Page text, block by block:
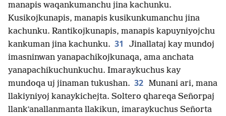
manapis waqankumanchu jina kachunku.
Kusikojkunapis, manapis kusikunkumanchu jina
kachunku. Rantikojkunapis, manapis kapuyniyojchu
kankuman jina kachunku. 31
Jinallataj kay mundoj
imasninwan yanapachikojkunaqa, ama anchata
yanapachikuchunkuchu. Imaraykuchus kay
mundoqa uj jinaman tukushan. 32 Munani ari, mana
llakiyniyoj kanaykichejta. Soltero qhareqa Señorpaj
llankʼanallanmanta llakikun, imaraykuchus Señorta